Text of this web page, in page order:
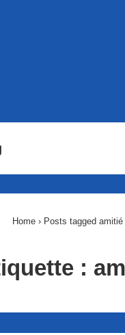
Home › Posts tagged amitié
: